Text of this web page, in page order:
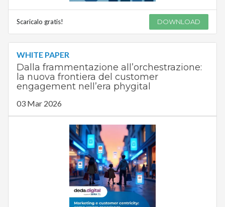
Scaricalo gratis! DOWNLOAD
WHITE PAPER
Dalla frammentazione all’orchestrazione:
la nuova frontiera del customer
engagement nell’era phygital
03 Mar 2026